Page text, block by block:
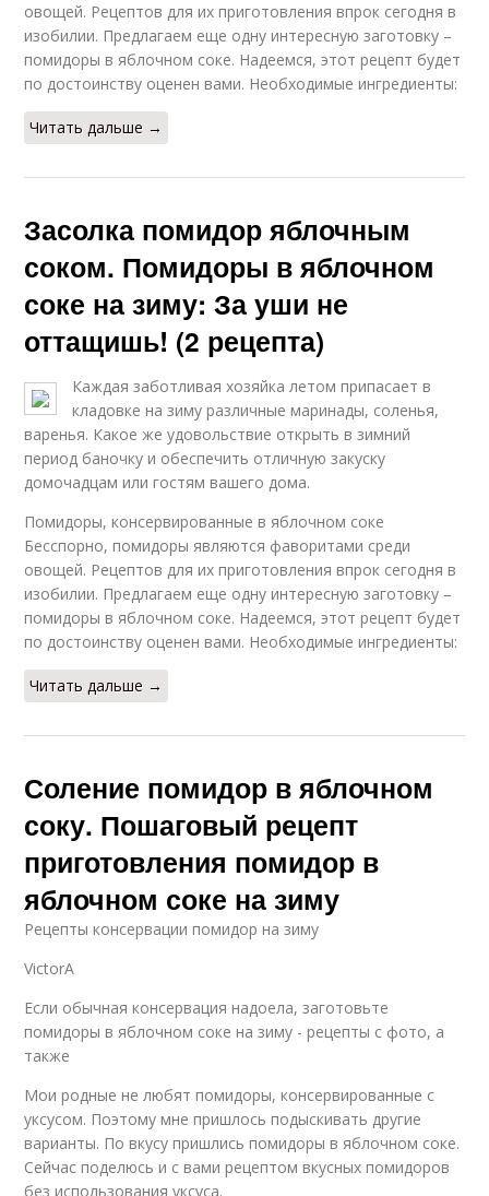
овощей. Рецептов для их приготовления впрок сегодня в
изобилии. Предлагаем еще одну интересную заготовку –
помидоры в яблочном соке. Надеемся, этот рецепт будет
по достоинству оценен вами. Необходимые ингредиенты:
Читать дальше →
Засолка помидор яблочным
соком. Помидоры в яблочном
соке на зиму: За уши не
оттащишь! (2 рецепта)
Каждая заботливая хозяйка летом припасает в
кладовке на зиму различные маринады, соленья,
варенья. Какое же удовольствие открыть в зимний
период баночку и обеспечить отличную закуску
домочадцам или гостям вашего дома.
Помидоры, консервированные в яблочном соке
Бесспорно, помидоры являются фаворитами среди
овощей. Рецептов для их приготовления впрок сегодня в
изобилии. Предлагаем еще одну интересную заготовку –
помидоры в яблочном соке. Надеемся, этот рецепт будет
по достоинству оценен вами. Необходимые ингредиенты:
Читать дальше →
Соление помидор в яблочном
соку. Пошаговый рецепт
приготовления помидор в
яблочном соке на зиму
Pецепты консервации помидор на зиму
VictorA
Если обычная консервация надоела, заготовьте
помидоры в яблочном соке на зиму - рецепты с фото, а
также
Мои родные не любят помидоры, консервированные с
уксусом. Поэтому мне пришлось подыскивать другие
варианты. По вкусу пришлись помидоры в яблочном соке.
Сейчас поделюсь и с вами рецептом вкусных помидоров
без использования уксуса.